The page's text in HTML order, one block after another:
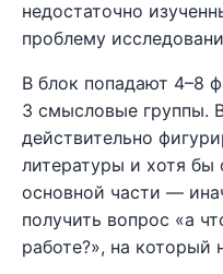
недостаточно
проблему
В блок попадают 4–8
3 смысловые группы.
действительно
литературы и хотя бы
основной части —
получить вопрос «а
работе?», на который